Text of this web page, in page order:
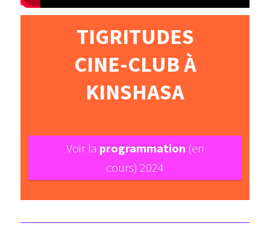
TIGRITUDES
CINE-CLUB À
KINSHASA
Voir la programmation (en
cours) 2024